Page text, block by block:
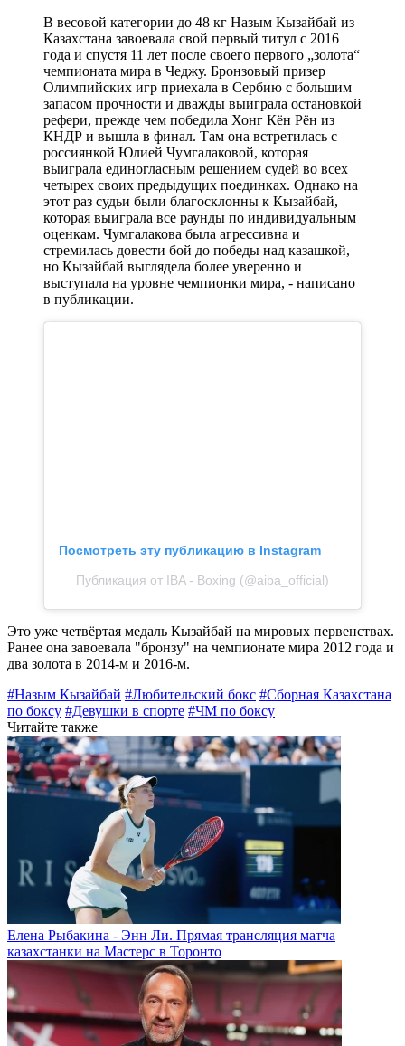
В весовой категории до 48 кг Назым Кызайбай из
Казахстана завоевала свой первый титул с 2016
года и спустя 11 лет после своего первого „золота“
чемпионата мира в Чеджу. Бронзовый призер
Олимпийских игр приехала в Сербию с большим
запасом прочности и дважды выиграла остановкой
рефери, прежде чем победила Хонг Кён Рён из
КНДР и вышла в финал. Там она встретилась с
россиянкой Юлией Чумгалаковой, которая
выиграла единогласным решением судей во всех
четырех своих предыдущих поединках. Однако на
этот раз судьи были благосклонны к Кызайбай,
которая выиграла все раунды по индивидуальным
оценкам. Чумгалакова была агрессивна и
стремилась довести бой до победы над казашкой,
но Кызайбай выглядела более уверенно и
выступала на уровне чемпионки мира, - написано
в публикации.
Посмотреть эту публикацию в Instagram
Публикация от IBA - Boxing (@aiba_official)
Это уже четвёртая медаль Кызайбай на мировых первенствах.
Ранее она завоевала "бронзу" на чемпионате мира 2012 года и
два золота в 2014-м и 2016-м.
#Назым Кызайбай #Любительский бокс #Сборная Казахстана
по боксу #Девушки в спорте #ЧМ по боксу
Читайте также
Елена Рыбакина - Энн Ли. Прямая трансляция матча
казахстанки на Мастерс в Торонто